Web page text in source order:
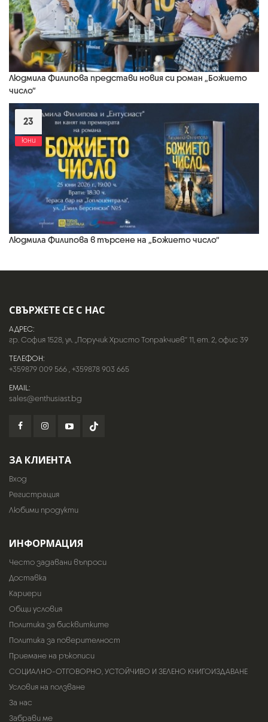
Людмила Филипова представи новия си роман „Божието
число“
23
юни
Людмила Филипова в търсене на „Божието число“
СВЪРЖЕТЕ СЕ С НАС
АДРЕС:
гр. София 1528, ул. „Поручик Христо Топракчиев“ 11, ет. 2, офис 39
ТЕЛЕФОН:
+359879 009 566,+359878 903 665
EMAIL:
sales@enthusiast.bg
ЗА КЛИЕНТА
Вход
Регистрация
Любими продукти
ИНФОРМАЦИЯ
Често задавани въпроси
Доставка
Кариери
Общи условия
Политика за бисквитките
Политика за поверителност
Приемане на ръкописи
СОЦИАЛНО-ОТГОВОРНО, УСТОЙЧИВО И ЗЕЛЕНО КНИГОИЗДАВАНЕ
Условия на ползване
За нас
Забрави ме